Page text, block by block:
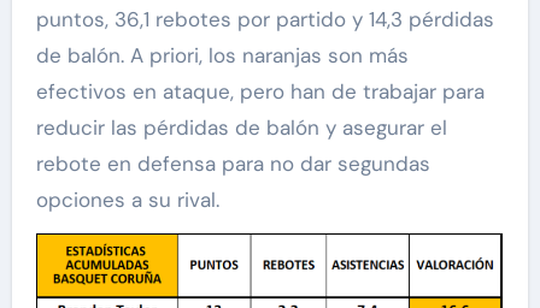
puntos, 36,1 rebotes por partido y 14,3 pérdidas
de balón. A priori, los naranjas son más
efectivos en ataque, pero han de trabajar para
reducir las pérdidas de balón y asegurar el
rebote en defensa para no dar segundas
opciones a su rival.